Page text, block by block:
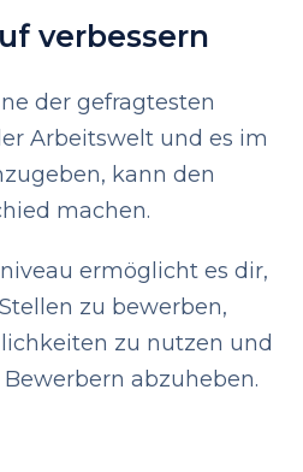
verbessern
der gefragtesten
Arbeitswelt und es im
kann den
machen.
ermöglicht es dir,
zu bewerben,
zu nutzen und
abzuheben.